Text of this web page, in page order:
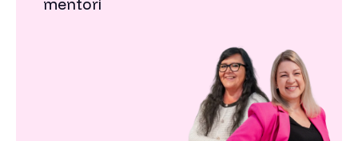
mentori